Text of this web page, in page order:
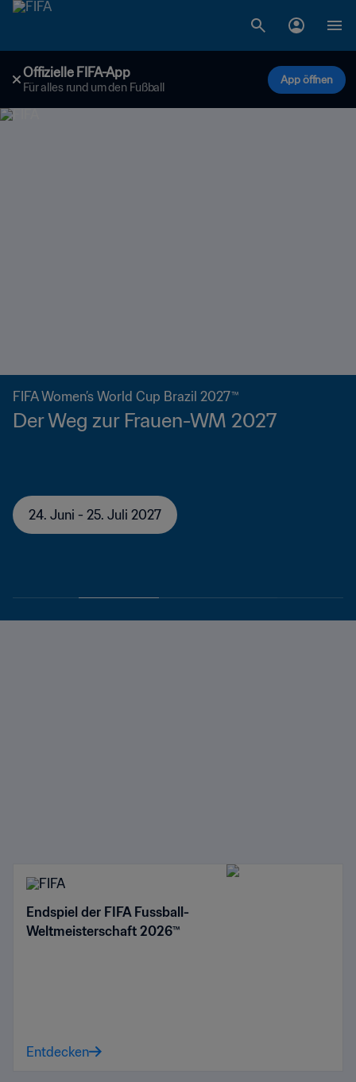
Offizielle FIFA-App
Für alles rund um den Fußball
App öffnen
FIFA Women’s World Cup Brazil 2027™
Der Weg zur Frauen-WM 2027
24. Juni - 25. Juli 2027
Endspiel der FIFA Fussball-
Weltmeisterschaft 2026™
Entdecken